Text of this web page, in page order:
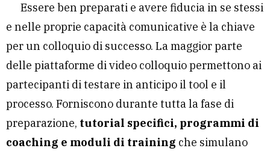
Essere ben preparati e avere fiducia in se stessi
e nelle proprie capacità comunicative è la chiave
per un colloquio di successo. La maggior parte
delle piattaforme di video colloquio permettono ai
partecipanti di testare in anticipo il tool e il
processo. Forniscono durante tutta la fase di
preparazione, tutorial specifici, programmi di
coaching e moduli di training che simulano